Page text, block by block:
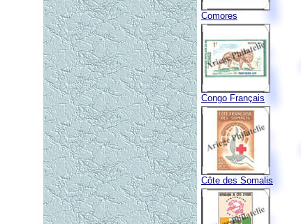
Comores
Congo Français
Côte des Somalis